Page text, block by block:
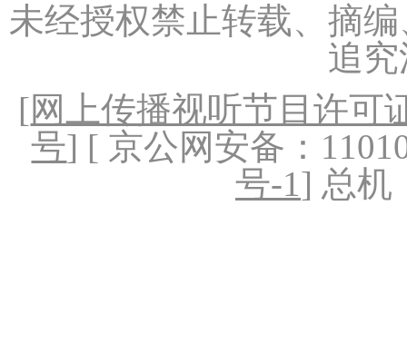
未经授权禁止转载、摘
追
[网上传播视听节目许可
号] [ 京公网安备：
号-1] 总机